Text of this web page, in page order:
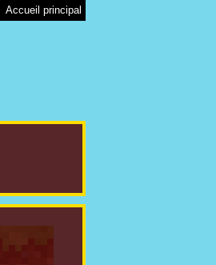
Accueil principal